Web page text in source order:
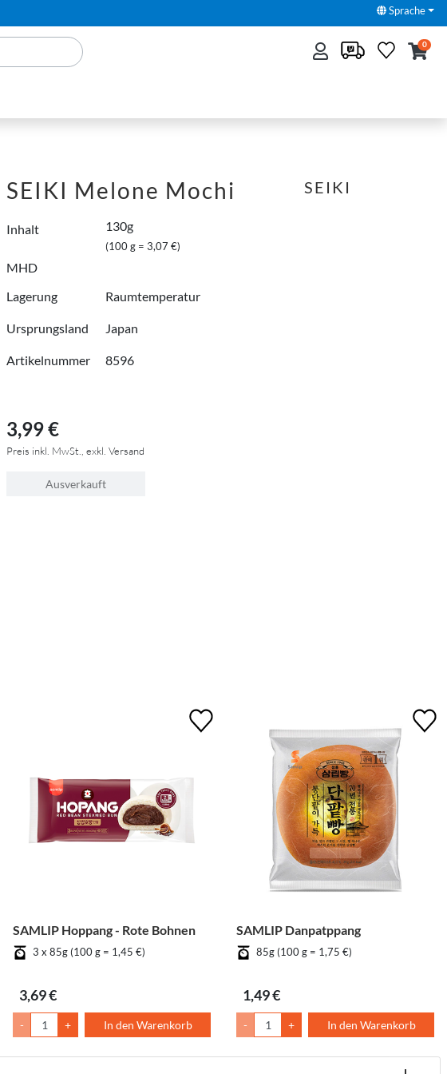
Sprache
0
SEIKI Melone Mochi
Inhalt 130g
(100 g = 3,07 €)
MHD
Lagerung
Raumtemperatur
Ursprungsland Japan
Artikelnummer 8596
SEIKI
3,99 €
Preis inkl. MwSt., exkl. Versand
Ausverkauft
SAMLIP Hoppang - Rote Bohnen
3 x 85g (100 g = 1,45 €)
3,69 €
- + In den Warenkorb
SAMLIP Danpatppang
85g (100 g = 1,75 €)
1,49 €
- + In den Warenkorb